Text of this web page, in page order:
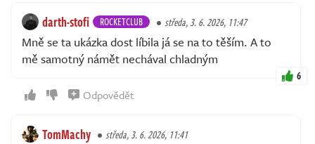
darth-stofi ROCKETCLUB středa, 3. 6. 2026, 11:47
Mně se ta ukázka dost líbila já se na to těším. A to
mě samotný námět nechával chladným
6
Odpovědět
TomMachy středa, 3. 6. 2026, 11:41